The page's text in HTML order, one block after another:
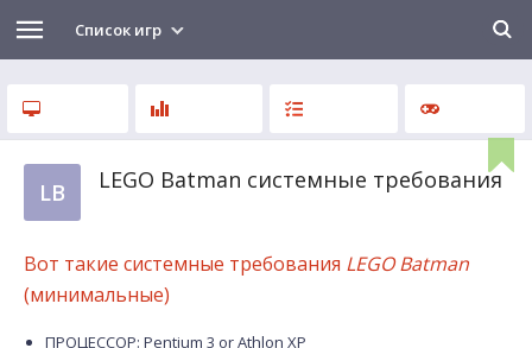
Список игр
LB LEGO Batman системные требования
Вот такие системные требования LEGO Batman
(минимальные)
ПРОЦЕССОР: Pentium 3 or Athlon XP